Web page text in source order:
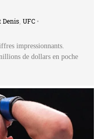
Denis UFC •
impressionnants.
de dollars en poche